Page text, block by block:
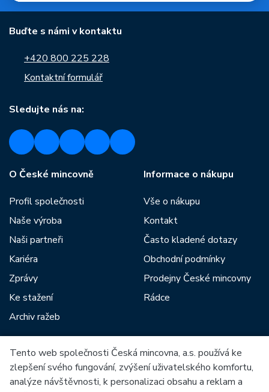
Buďte s námi v kontaktu
+420 800 225 228
Kontaktní formulář
Sledujte nás na:
O České mincovně
Profil společnosti
Naše výroba
Naši partneři
Kariéra
Zprávy
Ke stažení
Archiv ražeb
Informace o nákupu
Vše o nákupu
Kontakt
Často kladené dotazy
Obchodní podmínky
Prodejny České mincovny
Rádce
Mezi naše partnery patří:
Tento web společnosti Česká mincovna, a.s. používá ke
zlepšení svého fungování, zvýšení uživatelského komfortu,
analýze návštěvnosti, k personalizaci obsahu a reklam a